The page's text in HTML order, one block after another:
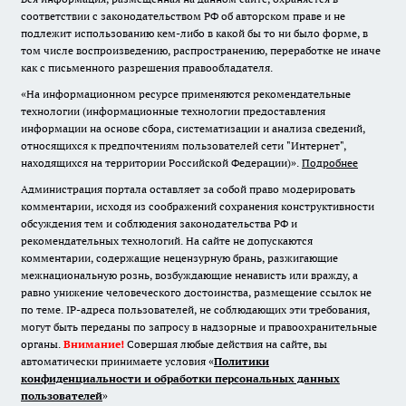
соответствии с законодательством РФ об авторском праве и не
подлежит использованию кем-либо в какой бы то ни было форме, в
том числе воспроизведению, распространению, переработке не иначе
как с письменного разрешения правообладателя.
«На информационном ресурсе применяются рекомендательные
технологии (информационные технологии предоставления
информации на основе сбора, систематизации и анализа сведений,
относящихся к предпочтениям пользователей сети "Интернет",
находящихся на территории Российской Федерации)». Подробнее
Администрация портала оставляет за собой право модерировать
комментарии, исходя из соображений сохранения конструктивности
обсуждения тем и соблюдения законодательства РФ и
рекомендательных технологий. На сайте не допускаются
комментарии, содержащие нецензурную брань, разжигающие
межнациональную рознь, возбуждающие ненависть или вражду, а
равно унижение человеческого достоинства, размещение ссылок не
по теме. IP-адреса пользователей, не соблюдающих эти требования,
могут быть переданы по запросу в надзорные и правоохранительные
органы. Внимание! Совершая любые действия на сайте, вы
автоматически принимаете условия «Политики
конфиденциальности и обработки персональных данных
пользователей»